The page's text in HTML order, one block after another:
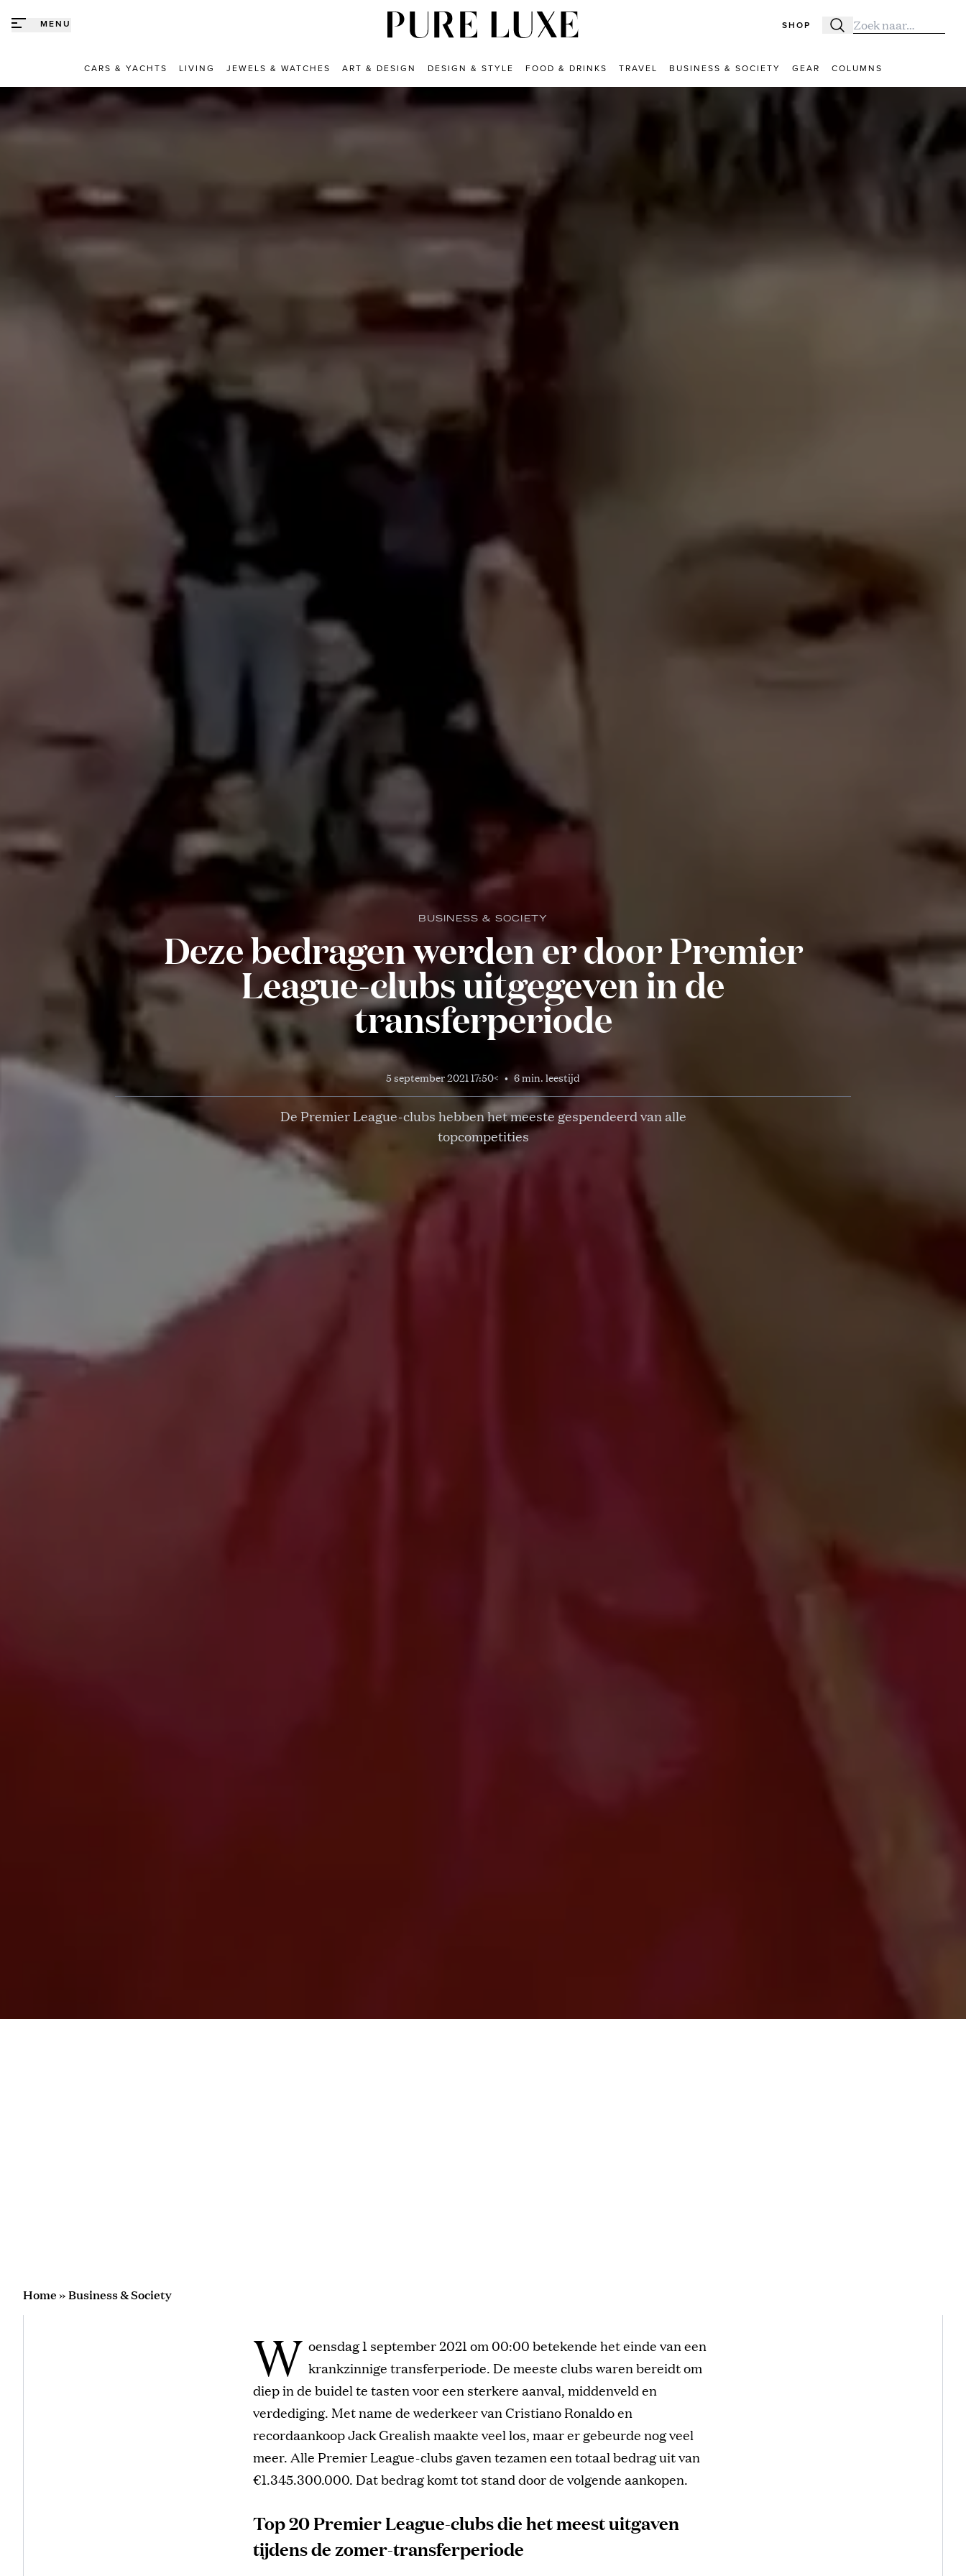
MENU SHOP Zoeken
Zoek naar:
CARS & YACHTS LIVING JEWELS & WATCHES ART & DESIGN DESIGN & STYLE FOOD & DRINKS TRAVEL BUSINESS & SOCIETY GEAR COLUMNS
BUSINESS & SOCIETY
Deze bedragen werden er door Premier
League-clubs uitgegeven in de
transferperiode
5 september 2021 17:50< • 6 min. leestijd
De Premier League-clubs hebben het meeste gespendeerd van alle
topcompetities
Home»Business & Society
W oensdag 1 september 2021 om 00:00 betekende het einde van een
krankzinnige transferperiode. De meeste clubs waren bereidt om
diep in de buidel te tasten voor een sterkere aanval, middenveld en
verdediging. Met name de wederkeer van Cristiano Ronaldo en
recordaankoop Jack Grealish maakte veel los, maar er gebeurde nog veel
meer. Alle Premier League-clubs gaven tezamen een totaal bedrag uit van
€1.345.300.000. Dat bedrag komt tot stand door de volgende aankopen.
Top 20 Premier League-clubs die het meest uitgaven
tijdens de zomer-transferperiode